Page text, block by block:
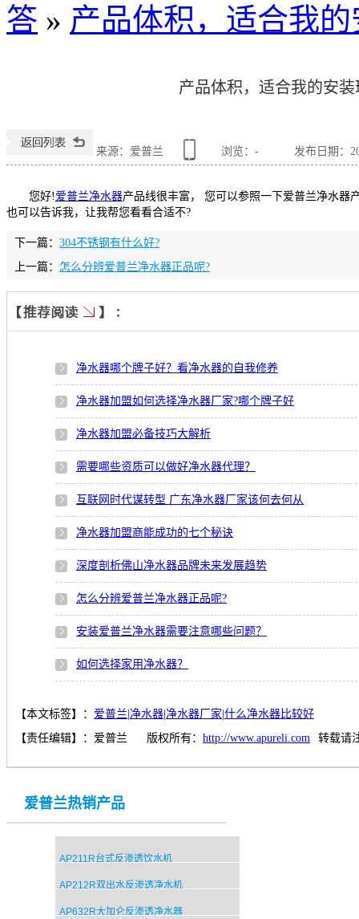
答 » 产品体积，适合我
产品体积，适合我的安装
来源：爱普兰 浏览： - 发布日期：
您好! 爱普兰净水器产品线很丰富， 您可以参照一下爱普兰净水器
也可以告诉我，让我帮您看看合适不?
下一篇： 304不锈钢有什么好?
上一篇： 怎么分辨爱普兰净水器正品呢?
净水器哪个牌子好？看净水器的自我修养
净水器加盟如何选择净水器厂家?哪个牌子好
净水器加盟必备技巧大解析
需要哪些资质可以做好净水器代理？
互联网时代谋转型 广东净水器厂家该何去何从
净水器加盟商能成功的七个秘诀
深度剖析佛山净水器品牌未来发展趋势
怎么分辨爱普兰净水器正品呢?
安装爱普兰净水器需要注意哪些问题？
如何选择家用净水器？
【本文标签】： 爱普兰|净水器|净水器厂家|什么净水器比较好
【责任编辑】： 爱普兰 版权所有： http://www.apureli.com 转载请
爱普兰热销产品
AP211R台式反渗透饮水机
AP212R双出水反渗透净水机
AP632R大加仑反渗透净水器